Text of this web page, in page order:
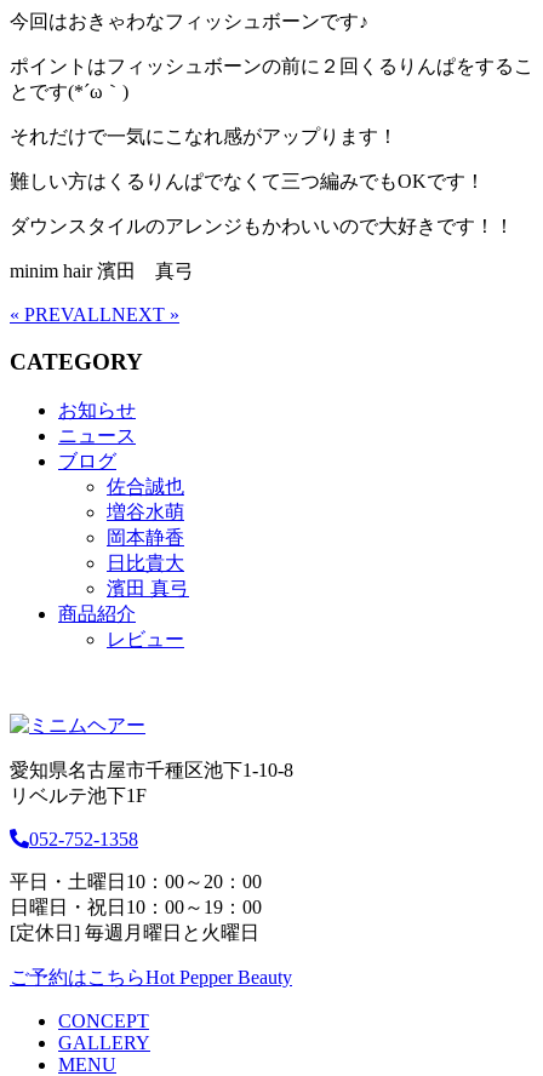
今回はおきゃわなフィッシュボーンです♪
ポイントはフィッシュボーンの前に２回くるりんぱをするこ
とです(*´ω｀)
それだけで一気にこなれ感がアップります！
難しい方はくるりんぱでなくて三つ編みでもOKです！
ダウンスタイルのアレンジもかわいいので大好きです！！
minim hair 濱田 真弓
« PREVALLNEXT »
CATEGORY
お知らせ
ニュース
ブログ
佐合誠也
増谷水萌
岡本静香
日比貴大
濱田 真弓
商品紹介
レビュー
愛知県名古屋市千種区池下1-10-8
リベルテ池下1F
052-752-1358
平日・土曜日10：00～20：00
日曜日・祝日10：00～19：00
[定休日] 毎週月曜日と火曜日
ご予約はこちらHot Pepper Beauty
CONCEPT
GALLERY
MENU